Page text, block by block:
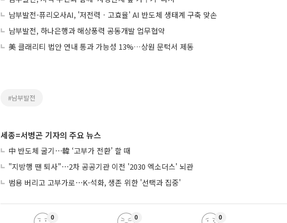
남부발전-퓨리오사AI, '저전력ㆍ고효율' AI 반도체 생태계 구축 맞손
남부발전, 하나은행과 해상풍력 공동개발 업무협약
美 클래리티 법안 연내 통과 가능성 13%…상원 문턱서 제동
#남부발전
세종=서병곤 기자의 주요 뉴스
中 반도체 굴기⋯韓 ‘고부가 전환’ 할 때
"지방행 땐 퇴사"⋯2차 공공기관 이전 '2030 엑소더스' 뇌관
범용 버리고 고부가로⋯K-석화, 생존 위한 '선택과 집중'
0 0 0